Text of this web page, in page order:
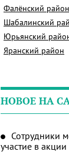
Фалёнский район
Шабалинский
Юрьянский
Яранский район
НОВОЕ НА
Сотрудники
участие в